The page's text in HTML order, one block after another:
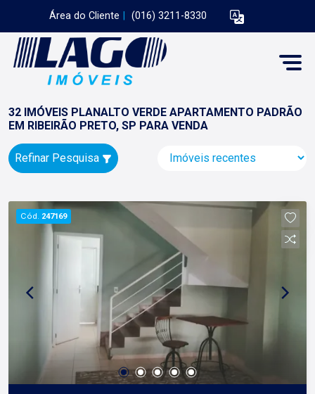
Área do Cliente (016) 3211-8330
32 IMÓVEIS PLANALTO VERDE APARTAMENTO PADRÃO
EM RIBEIRÃO PRETO, SP PARA VENDA
Refinar Pesquisa
Cód. 247169